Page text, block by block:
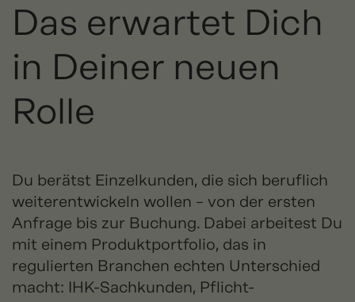
Das erwartet Dich
in Deiner neuen
Rolle
Du berätst Einzelkunden, die sich beruflich
weiterentwickeln wollen – von der ersten
Anfrage bis zur Buchung. Dabei arbeitest Du
mit einem Produktportfolio, das in
regulierten Branchen echten Unterschied
macht: IHK-Sachkunden, Pflicht-